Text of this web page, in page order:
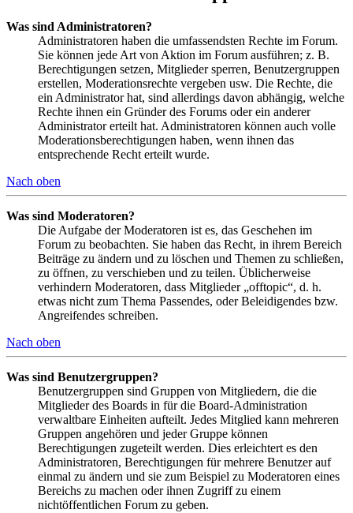
Was sind Administratoren?
Administratoren haben die umfassendsten Rechte im Forum.
Sie können jede Art von Aktion im Forum ausführen; z. B.
Berechtigungen setzen, Mitglieder sperren, Benutzergruppen
erstellen, Moderationsrechte vergeben usw. Die Rechte, die
ein Administrator hat, sind allerdings davon abhängig, welche
Rechte ihnen ein Gründer des Forums oder ein anderer
Administrator erteilt hat. Administratoren können auch volle
Moderationsberechtigungen haben, wenn ihnen das
entsprechende Recht erteilt wurde.
Nach oben
Was sind Moderatoren?
Die Aufgabe der Moderatoren ist es, das Geschehen im
Forum zu beobachten. Sie haben das Recht, in ihrem Bereich
Beiträge zu ändern und zu löschen und Themen zu schließen,
zu öffnen, zu verschieben und zu teilen. Üblicherweise
verhindern Moderatoren, dass Mitglieder „offtopic“, d. h.
etwas nicht zum Thema Passendes, oder Beleidigendes bzw.
Angreifendes schreiben.
Nach oben
Was sind Benutzergruppen?
Benutzergruppen sind Gruppen von Mitgliedern, die die
Mitglieder des Boards in für die Board-Administration
verwaltbare Einheiten aufteilt. Jedes Mitglied kann mehreren
Gruppen angehören und jeder Gruppe können
Berechtigungen zugeteilt werden. Dies erleichtert es den
Administratoren, Berechtigungen für mehrere Benutzer auf
einmal zu ändern und sie zum Beispiel zu Moderatoren eines
Bereichs zu machen oder ihnen Zugriff zu einem
nichtöffentlichen Forum zu geben.